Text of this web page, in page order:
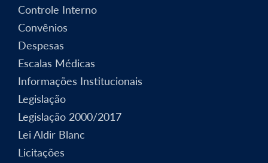
Controle Interno
Convênios
Despesas
Escalas Médicas
Informações Institucionais
Legislação
Legislação 2000/2017
Lei Aldir Blanc
Licitações